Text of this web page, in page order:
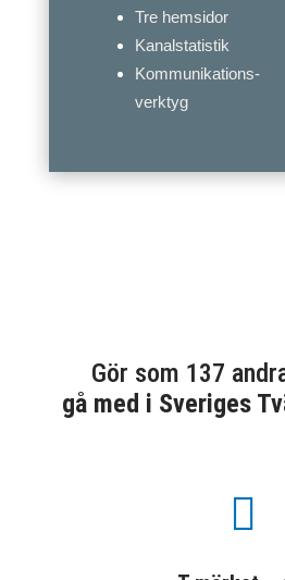
Tre hemsidor
Kanalstatistik
Kommunikations-
verktyg
Gör som 137
gå med i Sveriges
